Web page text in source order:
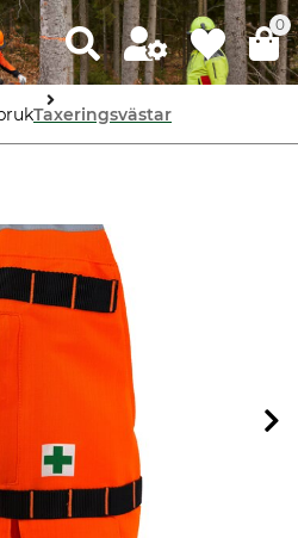
0
Taxeringsvästar